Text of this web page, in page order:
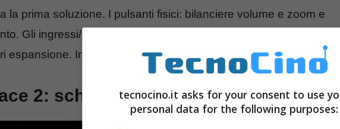
la prima soluzione. I pulsanti fisici: bilanciere volume e zoom e
Gli ingressi/uscite: slot microSD, jack cuffie, uscita microHDMI,
espansione. Infine, altoparlanti sui lati.
2: scheda e caratteristiche tecniche
tecnocino.it asks for your consent to use
personal data for the following purposes: